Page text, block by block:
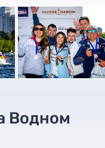
Водном